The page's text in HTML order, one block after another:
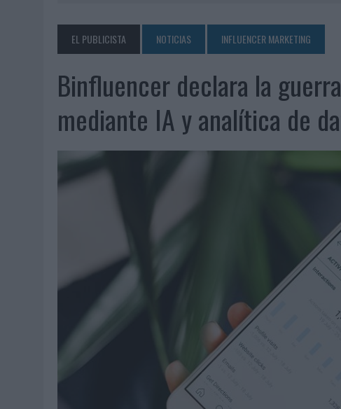
07/08/2026 | MG SPIRIT RELANZA SU MARCA CON UNA ESTRATEGIA 360º
07/08/2026
PATRÓN CONVIERTE EL NUEVO SINGLE DE ARÓN PIPER EN UNA
07/08/2026 | EL VERANO PONE A PRUEBA LA ESTRATEGIA DIGITAL DE LAS
07/08/2026
VUELING CONVIERTE LOS RECUERDOS EN SOUVENIRS CON IA
06/08/2026
‘LA VUELTA’, DE FENOMENAL PARA MÁLAGA CF
LA TELEVISIÓN SIGUE LIDERANDO EL CONSUMO DE MEDIOS EN
EL USO DE LA IA GENERATIVA ALCANZA YA AL 62% DE LOS
06/08/2026 |
SYSTEM1 NOMBRA A KIMBERLY BASTONI COMO NUEVA
06/08/2026
FRIGO Y UNIQLO LANZAN UNA COLECCIÓN PERSONALIZABLE
06/08/2026
LA IA ESTÁ SUBIENDO EL LISTÓN DE LA CREATIVIDAD
05/08/2026
BEON WORLDWIDE LANZA RAÍZ URBANA PARA TRANSFORMAR
FABRA COMUNICACIÓN INCORPORA A CASONÁ Y ASUME LA
LOPESAN HOTELS & RESORTS ACERCA EL PARAÍSO CANARIO
LUIS ARQUILLOS (BURGO DE ARIAS): “LA CONSTRUCCIÓN DE
EL PUBLICISTA NOTICIAS INFLUENCER MARKETING
Binfluencer declara la
mediante IA y analítica de